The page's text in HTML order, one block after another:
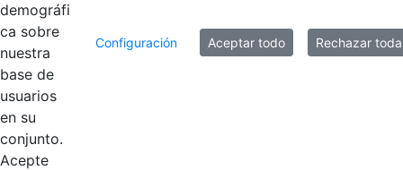
Mostrando el intervalo 1 - 10 de 17 resultados.
demográfi
ca sobre
nuestra
base de
usuarios
en su
conjunto.
Acepte
Configuración Aceptar todo Rechazar